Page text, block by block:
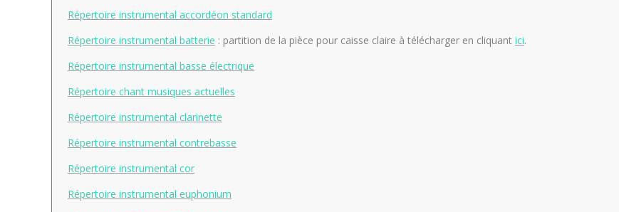
Répertoire instrumental accordéon standard
Répertoire instrumental batterie : partition de la pièce pour caisse claire à télécharger en cliquant ici.
Répertoire instrumental basse électrique
Répertoire chant musiques actuelles
Répertoire instrumental clarinette
Répertoire instrumental contrebasse
Répertoire instrumental cor
Répertoire instrumental euphonium